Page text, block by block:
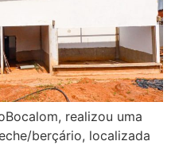
realizou uma
berçário, localizada